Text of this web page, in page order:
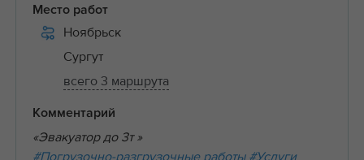
Место работ
Ноябрьск
Сургут
всего 3 маршрута
Комментарий
«Эвакуатор до 3т »